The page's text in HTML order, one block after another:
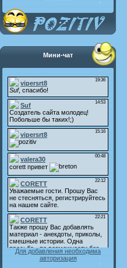
Мини-чат
Для добавления необходима
авторизация